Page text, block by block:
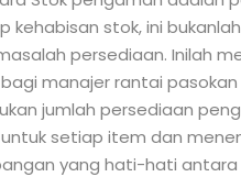
kehabisan stok, ini
persediaan. Inilah
manajer rantai pasokan
jumlah persediaan
setiap item dan
yang hati-hati antara